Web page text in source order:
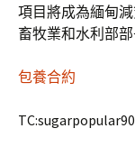
項目將成為緬甸
畜牧業和水利部
包養合約